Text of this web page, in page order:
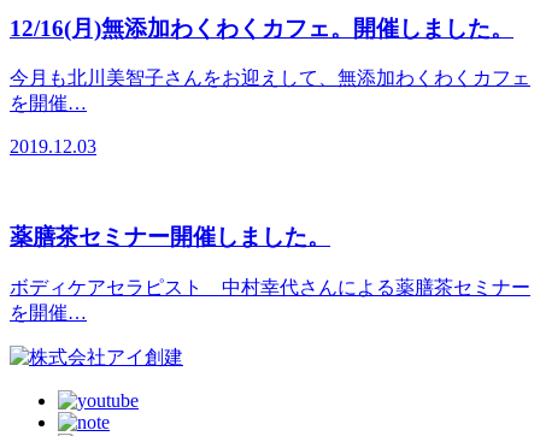
12/16(月)無添加わくわくカフェ。開催しました。
今月も北川美智子さんをお迎えして、無添加わくわくカフェ
を開催…
2019.12.03
薬膳茶セミナー開催しました。
ボディケアセラピスト 中村幸代さんによる薬膳茶セミナー
を開催…